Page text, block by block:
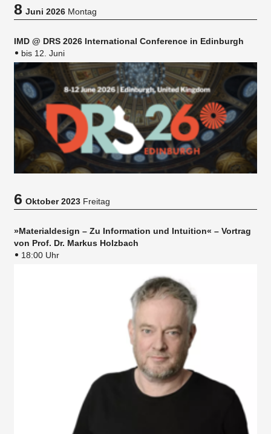
8Juni 2026 Montag
IMD @ DRS 2026 International Conference in Edinburgh
bis 12. Juni
6Oktober 2023 Freitag
»Materialdesign – Zu Information und Intuition« – Vortrag
von Prof. Dr. Markus Holzbach
18:00 Uhr